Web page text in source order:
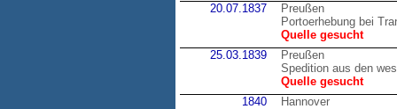
20.07.1837
Preußen
Portoerhebung bei
Quelle gesucht
25.03.1839
Preußen
Spedition aus den
Quelle gesucht
1840
Hannover